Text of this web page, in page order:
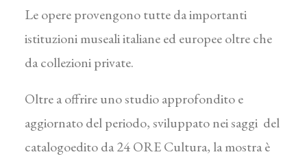
Le opere provengono tutte da importanti
istituzioni museali italiane ed europee oltre che
da collezioni private.
Oltre a offrire uno studio approfondito e
aggiornato del periodo, sviluppato nei saggi del
catalogoedito da 24 ORE Cultura, la mostra è